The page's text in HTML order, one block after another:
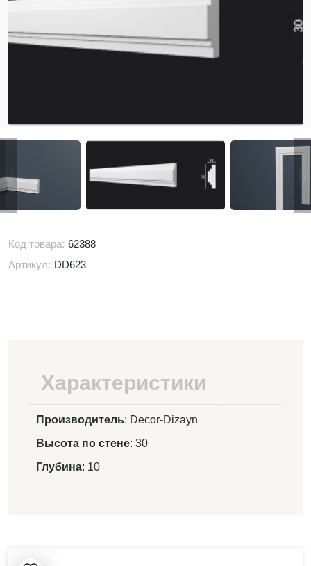
Код товара: 62388
Артикул: DD623
Характеристики
Производитель: Decor-Dizayn
Высота по стене: 30
Глубина: 10